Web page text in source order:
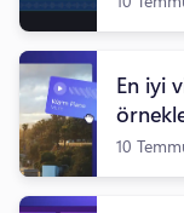
Ücretsiz
En iyi
10